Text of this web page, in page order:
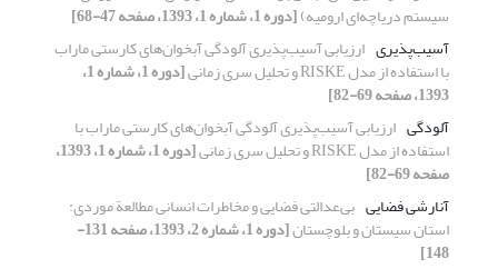
سیستم دریاچه‌ای ارومیه)[دوره 1، شماره 1، 1393، صفحه 47-68]
آسیب‌پذیری ارزیابی آسیب‌پذیری آلودگی آبخوان‌های کارستی ماراب
با استفاده از مدل RISKE و تحلیل سری زمانی [دوره 1، شماره 1،
1393، صفحه 69-82]
آلودگی ارزیابی آسیب‌پذیری آلودگی آبخوان‌های کارستی ماراب با
استفاده از مدل RISKE و تحلیل سری زمانی [دوره 1، شماره 1، 1393،
صفحه 69-82]
آنارشی فضایی بی‌عدالتی فضایی و مخاطرات انسانی مطالعة موردی:
استان سیستان و بلوچستان [دوره 1، شماره 2، 1393، صفحه 131-
148]